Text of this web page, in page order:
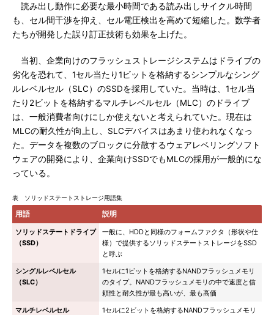
読み出し動作に必要な最小時間である読み出しサイクル時間
も、セル間干渉を抑え、セル電圧検出を高めて短縮した。数学者
たちが開発した誤り訂正技術も効果を上げた。
当初、企業向けのフラッシュストレージシステムはドライブの
劣化を恐れて、1セル当たり1ビットを格納するシンプルなシング
ルレベルセル（SLC）のSSDを採用していた。当時は、1セル当
たり2ビットを格納するマルチレベルセル（MLC）のドライブ
は、一般消費者向けにしか使えないと考えられていた。現在は
MLCの耐久性が向上し、SLCデバイスはあまり使われなくなっ
た。データを複数のブロックに分散するウェアレベリングソフト
ウェアの開発により、企業向けSSDでもMLCの採用が一般的にな
っている。
表 ソリッドステートストレージ用語集
用語 説明
ソリッドステートドライブ
（SSD）
一般に、HDDと同様のフォームファクタ（形状や仕
様）で提供するソリッドステートストレージをSSD
と呼ぶ
シングルレベルセル
（SLC）
1セルに1ビットを格納するNANDフラッシュメモリ
のタイプ。NANDフラッシュメモリの中で速度と信
頼性と耐久性が最も高いが、最も高価
マルチレベルセル
1セルに2ビットを格納するNANDフラッシュメモリ